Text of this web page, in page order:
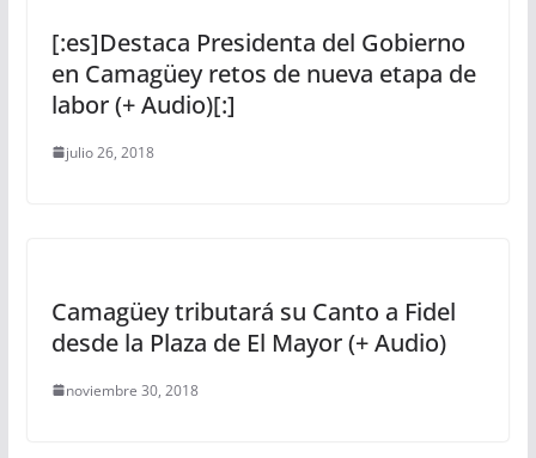
[:es]Destaca Presidenta del Gobierno
en Camagüey retos de nueva etapa de
labor (+ Audio)[:]
julio 26, 2018
Camagüey tributará su Canto a Fidel
desde la Plaza de El Mayor (+ Audio)
noviembre 30, 2018